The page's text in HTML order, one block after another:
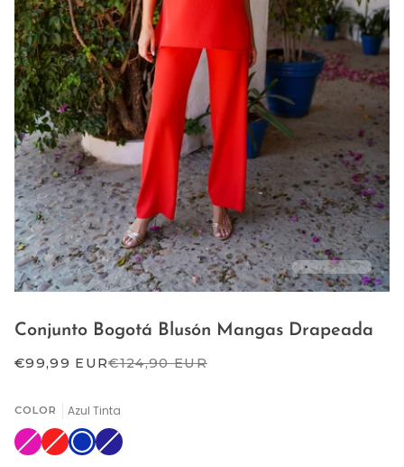
Conjunto Bogotá Blusón Mangas Drapeada
€99,99 EUR€124,90 EUR
COLOR Azul Tinta
Fucsia
Variante
agotada
o
Rojo
Variante
agotada
o
Azul
Tinta
Azul
marino
Variante
agotada
o